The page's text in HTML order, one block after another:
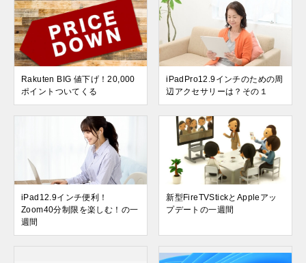
Rakuten BIG 値下げ！20,000
ポイントついてくる
iPadPro12.9インチのための周
辺アクセサリーは？その１
iPad12.9インチ便利！
Zoom40分制限を楽しむ！の一
週間
新型FireTVStickとAppleアッ
プデートの一週間